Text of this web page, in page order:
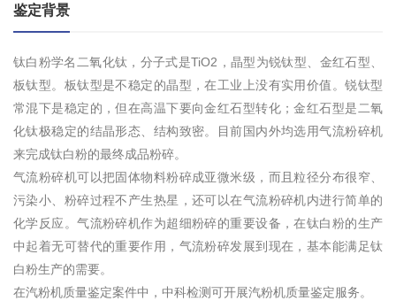
鉴定背景
钛白粉学名二氧化钛，分子式是TiO2，晶型为锐钛型、金红石型、
板钛型。板钛型是不稳定的晶型，在工业上没有实用价值。锐钛型
常混下是稳定的，但在高温下要向金红石型转化；金红石型是二氧
化钛极稳定的结晶形态、结构致密。目前国内外均选用气流粉碎机
来完成钛白粉的最终成品粉碎。
气流粉碎机可以把固体物料粉碎成亚微米级，而且粒径分布很窄、
污染小、粉碎过程不产生热星，还可以在气流粉碎机内进行简单的
化学反应。气流粉碎机作为超细粉碎的重要设备，在钛白粉的生产
中起着无可替代的重要作用，气流粉碎发展到现在，基本能满足钛
白粉生产的需要。
在汽粉机质量鉴定案件中，中科检测可开展汽粉机质量鉴定服务。